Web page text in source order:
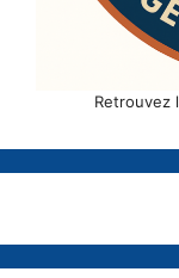
Retrouvez